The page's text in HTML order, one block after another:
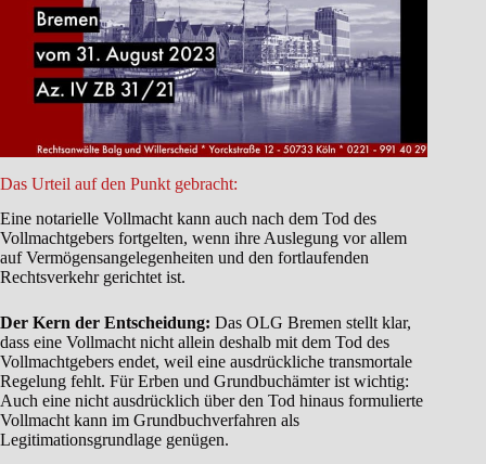
Das Urteil auf den Punkt gebracht:
Eine notarielle Vollmacht kann auch nach dem Tod des
Vollmachtgebers fortgelten, wenn ihre Auslegung vor allem
auf Vermögensangelegenheiten und den fortlaufenden
Rechtsverkehr gerichtet ist.
Der Kern der Entscheidung: Das OLG Bremen stellt klar,
dass eine Vollmacht nicht allein deshalb mit dem Tod des
Vollmachtgebers endet, weil eine ausdrückliche transmortale
Regelung fehlt. Für Erben und Grundbuchämter ist wichtig:
Auch eine nicht ausdrücklich über den Tod hinaus formulierte
Vollmacht kann im Grundbuchverfahren als
Legitimationsgrundlage genügen.